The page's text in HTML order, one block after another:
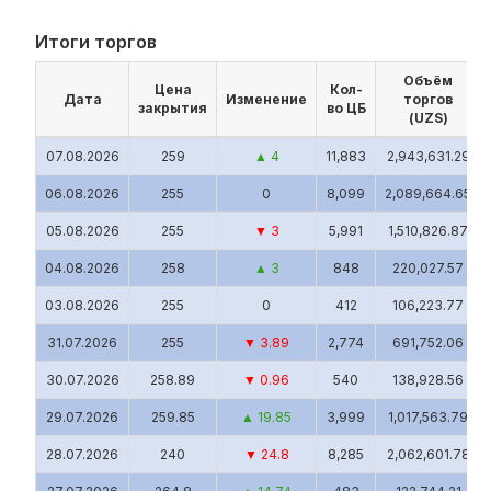
Итоги торгов
Дата
Цена
закрытия
Изменение
Кол-
во ЦБ
Объём
торгов
(UZS)
07.08.2026 259 ▲ 4 11,883 2,943,631.29
06.08.2026 255 0 8,099 2,089,664.65
05.08.2026 255 ▼ 3 5,991 1,510,826.87
04.08.2026 258 ▲ 3 848 220,027.57
03.08.2026 255 0 412 106,223.77
31.07.2026 255 ▼ 3.89 2,774 691,752.06
30.07.2026 258.89 ▼ 0.96 540 138,928.56
29.07.2026 259.85 ▲ 19.85 3,999 1,017,563.79
28.07.2026 240 ▼ 24.8 8,285 2,062,601.78